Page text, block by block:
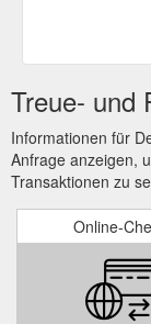
Treue- und
Informationen für
Anfrage anzeigen,
Transaktionen zu
Online-